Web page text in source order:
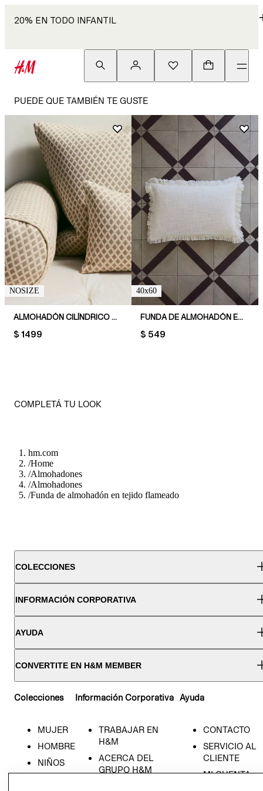
20% EN TODO INFANTIL
PUEDE QUE TAMBIÉN TE GUSTE
NOSIZE
ALMOHADÓN CILÍNDRICO DE EXTERIOR EN JACQUARD
PRICE:
$ 1499
40x60
FUNDA DE ALMOHADÓN EN TEJIDO FLAMEADO
PRICE:
$ 549
COMPLETÁ TU LOOK
hm.com
/Home
/Almohadones
/Almohadones
/Funda de almohadón en tejido flameado
COLECCIONES
INFORMACIÓN CORPORATIVA
AYUDA
CONVERTITE EN H&M MEMBER
Colecciones
MUJER
HOMBRE
NIÑOS
Información Corporativa
TRABAJAR EN
H&M
ACERCA DEL
GRUPO H&M
Ayuda
CONTACTO
SERVICIO AL
CLIENTE
MI CUENTA